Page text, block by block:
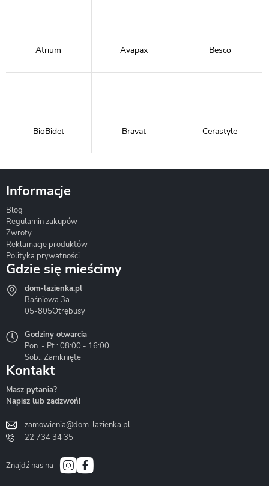
Atrium Avapax Besco
BioBidet Bravat Cerastyle
Hydrostop
Liveno
Bath&Spa
Informacje
Blog
Regulamin zakupów
Zwroty
Reklamacje produktów
Polityka prywatności
Gdzie się mieścimy
dom-lazienka.pl
Baśniowa 3a
05-805Otrębusy
Godziny otwarcia
Pon. - Pt.: 08:00 - 16:00
Sob.: Zamknięte
Kontakt
Masz pytania?
Napisz lub zadzwoń!
zamowienia@dom-lazienka.pl
22 734 34 35
Znajdź nas na